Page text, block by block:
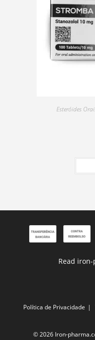
Esteróides
Read
Política de Privacidade
© 2026 Iron-